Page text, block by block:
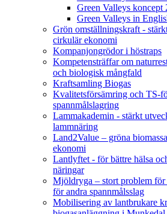
Green Valleys koncept
Green Valleys in
Grön omställningskraft -
cirkulär ekonomi
Kompanjongrödor i höstraps
Kompetensträffar om
och biologisk mångfald
Kraftsamling Biogas
Kvalitetsförsämring och TS-
spannmålslagring
Lammakademin - stärkt
lammnäring
Land2Value – gröna
ekonomi
Lantlyftet - för bättre hälsa
näringar
Mjöldryga – stort problem för
för andra spannmålsslag
Mobilisering av lantbrukare